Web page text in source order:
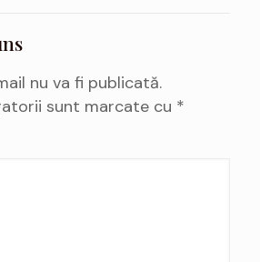
nu va fi publicată.
sunt marcate cu *